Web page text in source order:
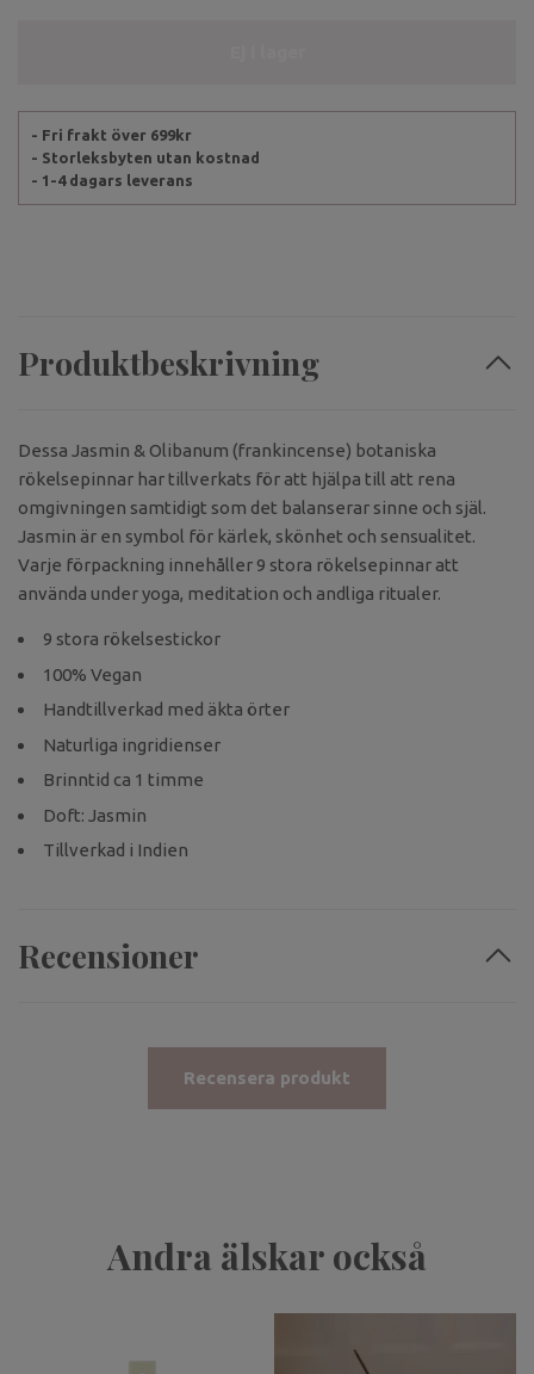
- Fri frakt över 699kr
- Storleksbyten utan kostnad
- 1-4 dagars leverans
Produktbeskrivning
Dessa Jasmin & Olibanum (frankincense) botaniska
rökelsepinnar har tillverkats för att hjälpa till att rena
omgivningen samtidigt som det balanserar sinne och själ.
Jasmin är en symbol för kärlek, skönhet och sensualitet.
Varje förpackning innehåller 9 stora rökelsepinnar att
använda under yoga, meditation och andliga ritualer.
9 stora rökelsestickor
100% Vegan
Handtillverkad med äkta örter
Naturliga ingridienser
Brinntid ca 1 timme
Doft: Jasmin
Tillverkad i Indien
Recensioner
Recensera produkt
Andra älskar också